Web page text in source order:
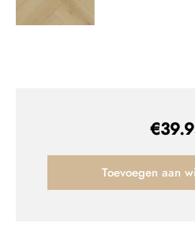
€
Toevoegen aan